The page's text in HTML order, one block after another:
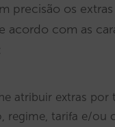
precisão os
acordo com as
atribuir extras por
regime, tarifa e/ou